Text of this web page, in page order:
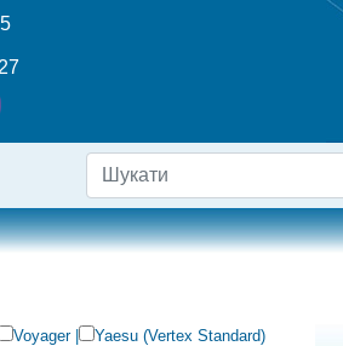
Voyager|
Yaesu (Vertex Standard)